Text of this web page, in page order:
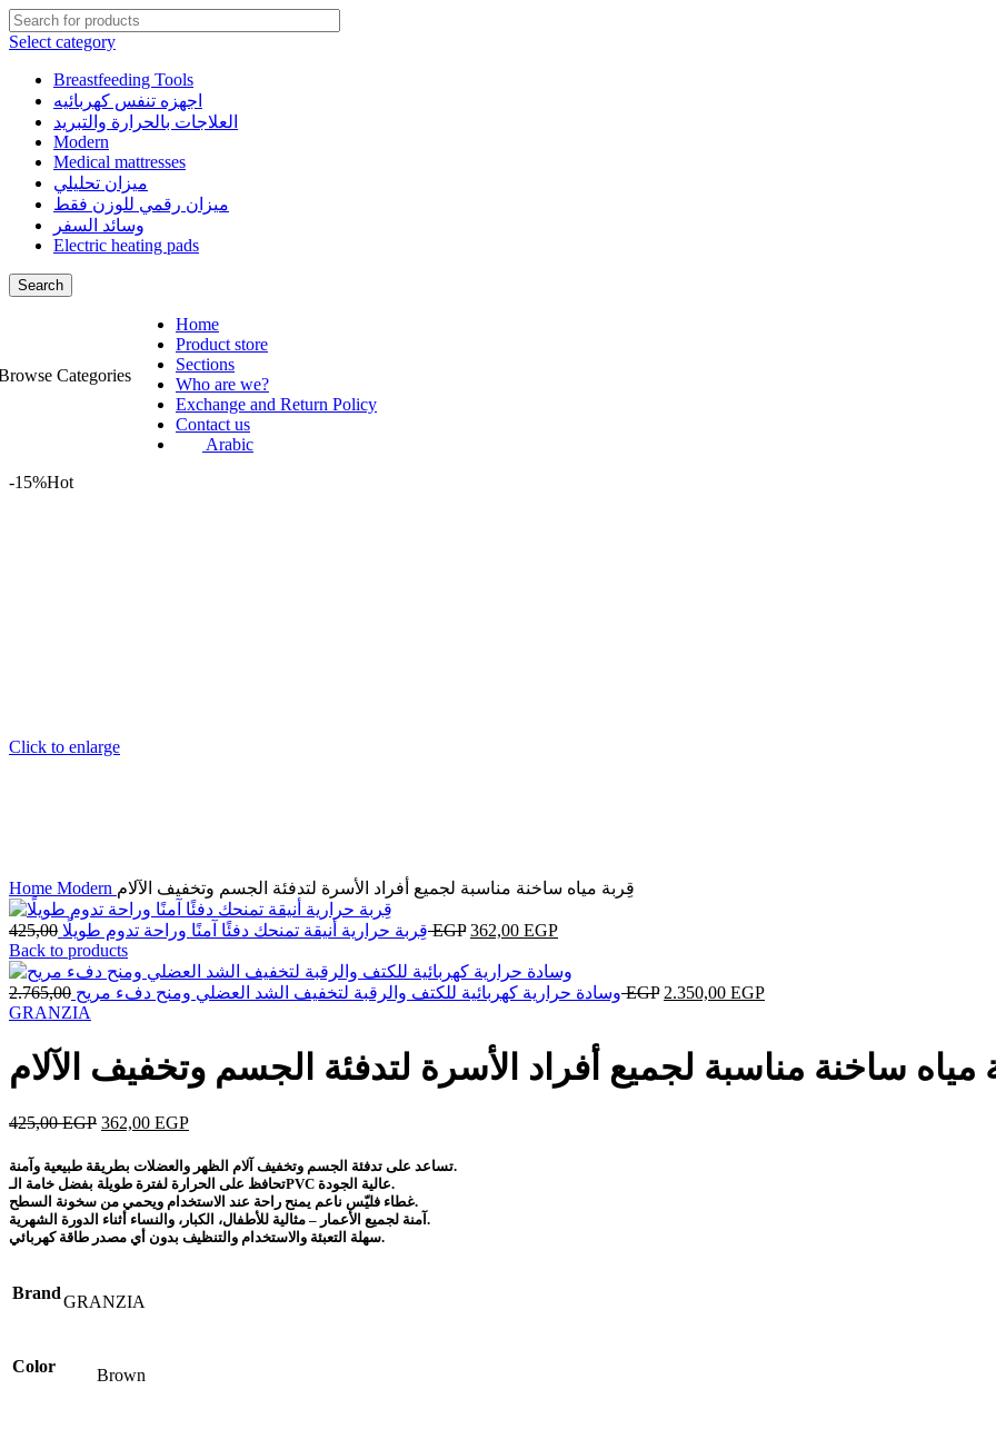
Select category
Breastfeeding Tools
اجهزه تنفس كهربائيه
العلاجات بالحرارة والتبريد
Modern
Medical mattresses
ميزان تحليلي
ميزان رقمي للوزن فقط
وسائد السفر
Electric heating pads
Search
Categories
Home
Product store
Sections
Who are we?
Exchange and Return Policy
Contact us
Arabic
-15%Hot
Click to enlarge
Home Modern قِربة مياه ساخنة مناسبة لجميع أفراد الأسرة لتدفئة الجسم وتخفيف الآلام
قِربة حرارية أنيقة تمنحك دفئًا آمنًا وراحة تدوم طويلًا425,00EGP 362,00 EGP
Back to products
وسادة حرارية كهربائية للكتف والرقبة لتخفيف الشد العضلي ومنح دفء مريح2.765,00EGP 2.350,00 EGP
GRANZIA
مياه ساخنة مناسبة لجميع أفراد الأسرة لتدفئة الجسم وتخفيف الآلام
425,00EGP 362,00 EGP
تساعد على تدفئة الجسم وتخفيف آلام الظهر والعضلات بطريقة طبيعية وآمنة.
تحافظ على الحرارة لفترة طويلة بفضل خامة الـPVC عالية الجودة.
غطاء فليّس ناعم يمنح راحة عند الاستخدام ويحمي من سخونة السطح.
آمنة لجميع الأعمار – مثالية للأطفال، الكبار، والنساء أثناء الدورة الشهرية.
سهلة التعبئة والاستخدام والتنظيف بدون أي مصدر طاقة كهربائي.
BrandGRANZIA
Color Brown